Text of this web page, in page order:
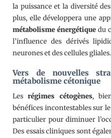
la puissance et la diversité des
plus, elle développera une
métabolisme énergétiquedu
l’influence des dérivés
neurones et des cellules gliales.
Vers de nouvelles
métabolisme cétonique
Lesrégimes cétogènes,
bénéfices incontestables sur
particulier pour diminuer
Des essais cliniques sont